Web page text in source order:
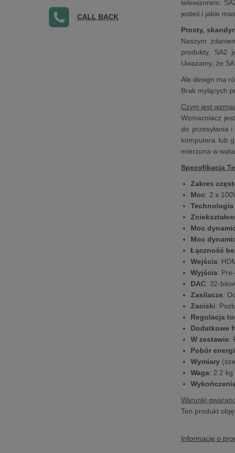
telewizorem:
jesteś i jakie
Prosty,
Naszym
produkty, SA2
Uważamy, że
Ale design ma
Brak mylących
Czym jest
Wzmacniacz
do przesyłania
komputera lub
mierzona w
Specyfikacja
Zakres
Moc: 2 x
Technologia
Moc
Moc
Łączność
Wejścia:
Wyjścia:
DAC: 32-
Zasilacze:
Zaciski:
Regulacja
Dodatkowe
W zestawie:
Pobór
Wymiary
Waga: 2.2 kg
Warunki
Ten produkt
Informacje o
CALL BACK